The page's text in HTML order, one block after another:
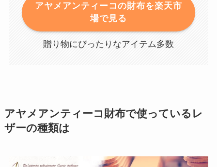
アヤメアンティーコの財布を楽天市
場で見る
贈り物にぴったりなアイテム多数
アヤメアンティーコ財布で使っているレ
ザーの種類は